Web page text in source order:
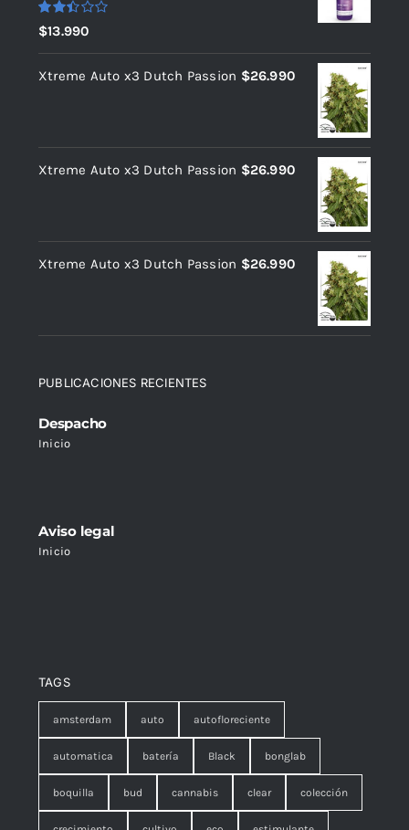
Valorado
con
2.39
de 5
$13.990
Xtreme Auto x3 Dutch Passion $26.990
Xtreme Auto x3 Dutch Passion $26.990
Xtreme Auto x3 Dutch Passion $26.990
PUBLICACIONES RECIENTES
Despacho
Inicio
Aviso legal
Inicio
TAGS
amsterdam auto autofloreciente
automatica batería Black bonglab
boquilla bud cannabis clear colección